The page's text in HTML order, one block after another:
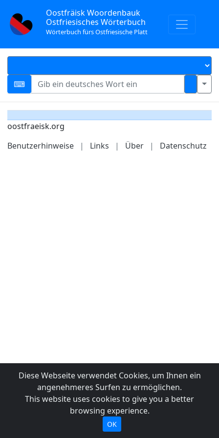
Oostfräisk Woordenbauk
Ostfriesisches Wörterbuch
Wörterbuch fürs Ostfriesische Platt
oostfraeisk.org
Benutzerhinweise
| Links | Über | Datenschutz
Diese Webseite verwendet Cookies, um Ihnen ein
angenehmeres Surfen zu ermöglichen.
This website uses cookies to give you a better
browsing experience.
OK